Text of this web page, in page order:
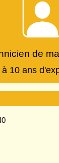
de
à 10 ans